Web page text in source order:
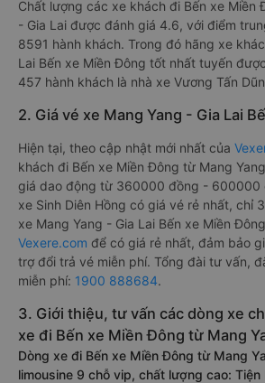
Chất lượng các xe khách đi Bến xe Miền
- Gia Lai được đánh giá 4.6, với điểm
8591 hành khách. Trong đó hãng xe
Lai Bến xe Miền Đông tốt nhất tuyến
457 hành khách là nhà xe Vương Tấn
2. Giá vé xe Mang Yang - Gia Lai
Hiện tại, theo cập nhật mới nhất của
khách đi Bến xe Miền Đông từ Mang
giá dao động từ 360000 đồng - 600000
xe Sinh Diên Hồng có giá vé rẻ nhất, chỉ
xe Mang Yang - Gia Lai Bến xe Miền
Vexere.com để có giá rẻ nhất, đảm bảo
trợ đổi trả vé miễn phí. Tổng đài tư vấn,
miễn phí: 1900 888684.
3. Giới thiệu, tư vấn các dòng xe
xe đi Bến xe Miền Đông từ Mang
Dòng xe đi Bến xe Miền Đông từ Mang
limousine 9 chỗ vip, chất lượng cao: